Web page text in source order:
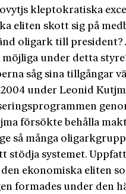
kleptokratiska
eliten skott sig på
oligark till president?
under detta
såg sina tillgångar
under Leonid
försökte behålla
så många
stödja systemet.
ekonomiska eliten
formades under den